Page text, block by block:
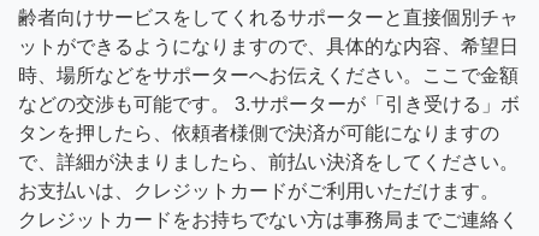
齢者向けサービスをしてくれるサポーターと直接個別チャ
ットができるようになりますので、具体的な内容、希望日
時、場所などをサポーターへお伝えください。ここで金額
などの交渉も可能です。 3.サポーターが「引き受ける」ボ
タンを押したら、依頼者様側で決済が可能になりますの
で、詳細が決まりましたら、前払い決済をしてください。
お支払いは、クレジットカードがご利用いただけます。
クレジットカードをお持ちでない方は事務局までご連絡く